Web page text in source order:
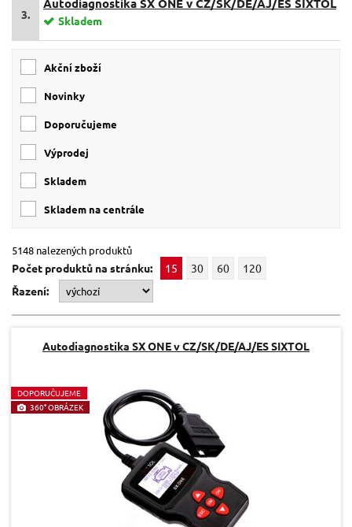
3.
Autodiagnostika SX ONE v CZ/SK/DE/AJ/ES SIXTOL
Skladem
Akční zboží
Novinky
Doporučujeme
Výprodej
skladem
skladem na centrále
5148 nalezených produktů
Počet produktů na stránku: 15 30 60
120
Řazení:
Autodiagnostika SX ONE v CZ/SK/DE/AJ/ES SIXTOL
DOPORUČUJEME
360° OBRÁZEK